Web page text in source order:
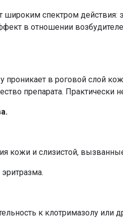
широким спектром
в отношении
проникает в роговой слой
препарата. Практически
кожи и слизистой,
к клотримазолу или